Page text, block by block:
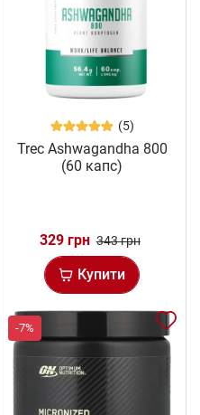
(5)
Trec Ashwagandha 800
(60 капс)
329 грн 343 грн
Купити
-7%